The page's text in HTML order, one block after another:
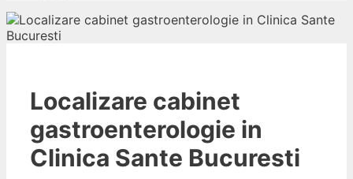
Localizare cabinet
gastroenterologie in
Clinica Sante Bucuresti